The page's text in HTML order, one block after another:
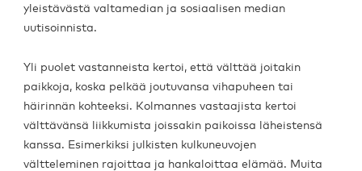
yleistävästä valtamedian ja sosiaalisen median
uutisoinnista.
Yli puolet vastanneista kertoi, että välttää joitakin
paikkoja, koska pelkää joutuvansa vihapuheen tai
häirinnän kohteeksi. Kolmannes vastaajista kertoi
välttävänsä liikkumista joissakin paikoissa läheistensä
kanssa. Esimerkiksi julkisten kulkuneuvojen
vältteleminen rajoittaa ja hankaloittaa elämää. Muita